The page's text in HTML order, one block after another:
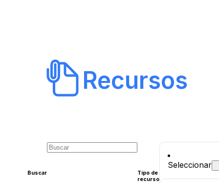
Recursos
Buscar
Tipo de
recurso
Seleccionar